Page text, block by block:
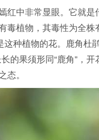
红中非常显眼。它就是
毒植物，其毒性为全株
种植物的花。鹿角杜
的果须形同“鹿角”，
态。